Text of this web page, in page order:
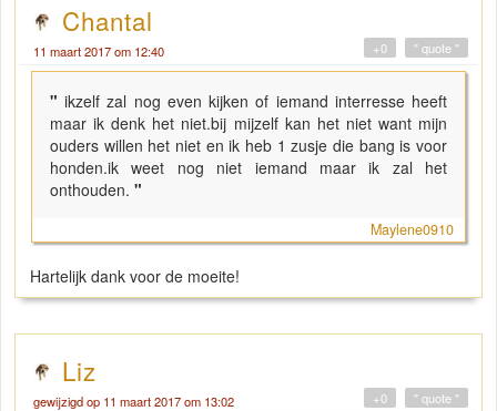
Chantal
11 maart 2017 om 12:40 " quote "
+0
"ikzelf zal nog even kijken of iemand interresse heeft
maar ik denk het niet.bij mijzelf kan het niet want mijn
ouders willen het niet en ik heb 1 zusje die bang is voor
honden.ik weet nog niet iemand maar ik zal het
onthouden. "
Maylene0910
Hartelijk dank voor de moeite!
Liz
gewijzigd op 11 maart 2017 om 13:02 " quote "
+0